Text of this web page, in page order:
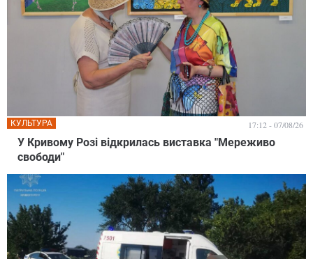
У Кривому Розі відкрилась виставка "Мереживо
свободи"
КУЛЬТУРА 17:12 - 07/08/26